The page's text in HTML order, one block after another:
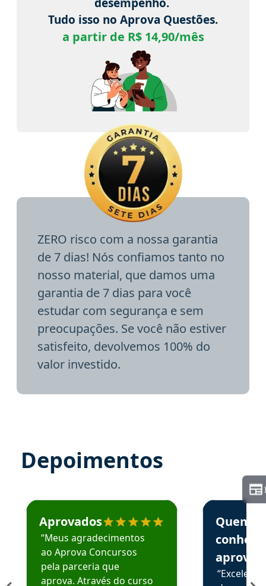
desempenho.
Tudo isso no Aprova Questões.
a partir de R$ 14,90/mês
ZERO risco com a nossa garantia
de 7 dias! Nós confiamos tanto no
nosso material, que damos uma
garantia de 7 dias para você
estudar com segurança e sem
preocupações. Se você não estiver
satisfeito, devolvemos 100% do
valor investido.
Depoimentos
Estudante José recomenda o Aprova Concursos em
Aprovados
“Meus agradecimentos
ao Aprova Concursos
pela parceria que
aprova. Através do curso
Estudante
Quem
aprova